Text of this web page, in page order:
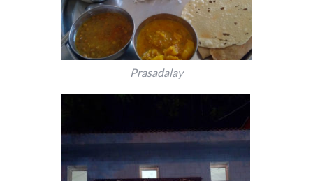
Prasadalay